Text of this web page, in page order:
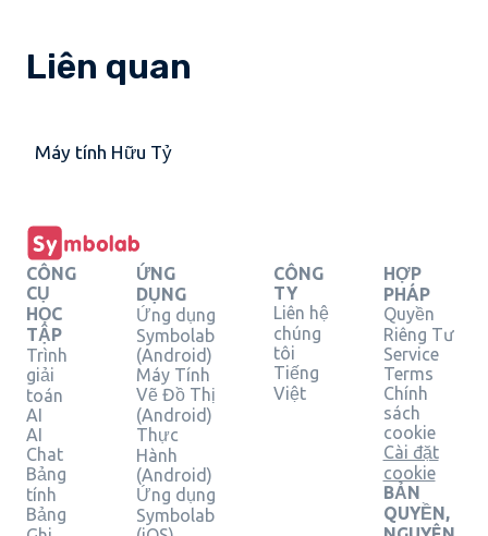
Liên quan
Máy tính Hữu Tỷ
CÔNG
CỤ
HỌC
TẬP
Trình
giải
toán
AI
AI
Chat
Bảng
tính
Bảng
ỨNG
DỤNG
Ứng dụng
Symbolab
(Android)
Máy Tính
Vẽ Đồ Thị
(Android)
Thực
Hành
(Android)
Ứng dụng
Symbolab
CÔNG
TY
Liên hệ
chúng
tôi
Tiếng
Việt
HỢP
PHÁP
Quyền
Riêng Tư
Service
Terms
Chính
sách
cookie
Cài đặt
cookie
BẢN
QUYỀN,